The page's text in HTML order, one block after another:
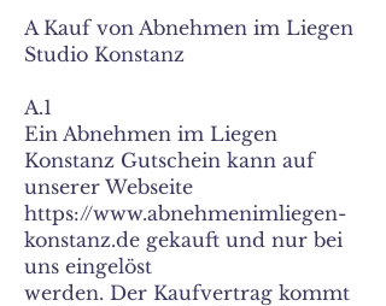
A Kauf von Abnehmen im Liegen
Studio Konstanz
A.1
Ein Abnehmen im Liegen
Konstanz Gutschein kann auf
unserer Webseite
https://www.abnehmenimliegen-
konstanz.de gekauft und nur bei
uns eingelöst
werden. Der Kaufvertrag kommt